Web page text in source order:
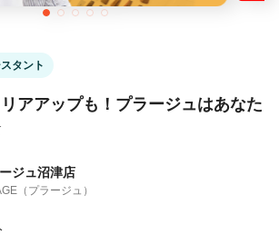
タント
アアップも！プラージュはあなた
ジュ沼津店
（プラージュ）